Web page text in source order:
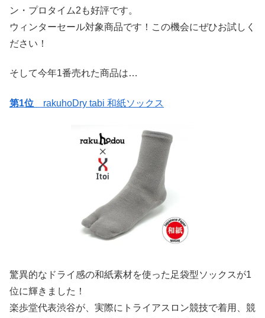
ン・プロタイム2も好評です。
ウィンターセール対象商品です！この機会にぜひお試しく
ださい！
そして今年1番売れた商品は…
第1位 rakuhoDry tabi 和紙ソックス
驚異的なドライ感の和紙素材を使った足袋型ソックスが1
位に輝きました！
楽歩堂代表渋谷が、実際にトライアスロン競技で着用、競